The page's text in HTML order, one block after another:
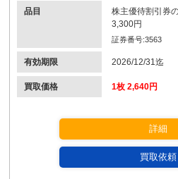
品目
株主優待割引券
3,300円
証券番号:3563
有効期限 2026/12/31迄
買取価格 1枚 2,640円
詳細
買取依頼